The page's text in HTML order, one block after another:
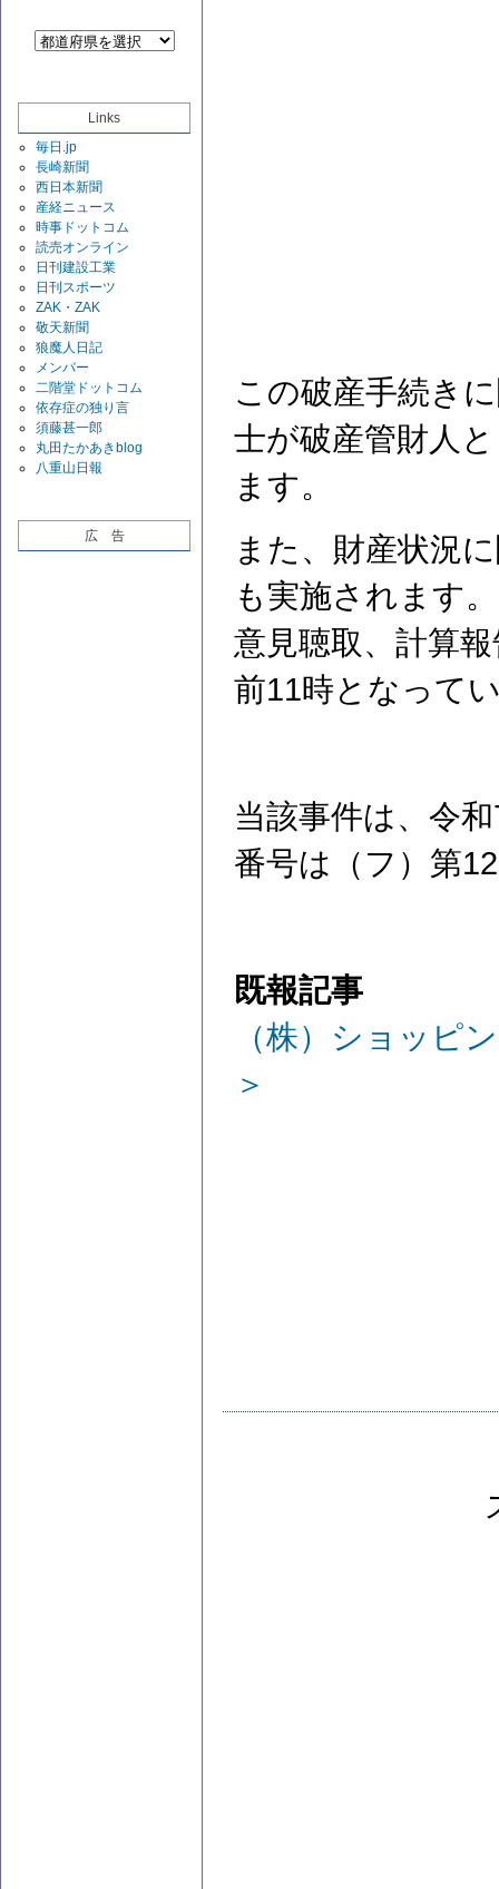
Links
毎日.jp
長崎新聞
西日本新聞
産経ニュース
時事ドットコム
読売オンライン
日刊建設工業
日刊スポーツ
ZAK・ZAK
敬天新聞
狼魔人日記
メンバー
二階堂ドットコム
依存症の独り言
須藤甚一郎
丸田たかあきblog
八重山日報
広 告
この破産手続き
士が破産管財人
ます。
また、財産状況
も実施されます
意見聴取、計算
前11時となって
当該事件は、令
番号は（フ）第
既報記事
（株）ショッピ
＞